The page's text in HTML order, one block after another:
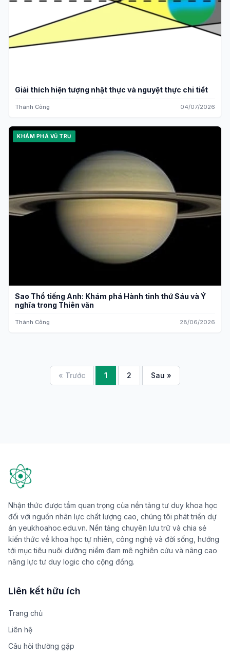
Giải thích hiện tượng nhật thực và nguyệt thực chi tiết
Thành Công 04/07/2026
KHÁM PHÁ VŨ TRỤ
Sao Thổ tiếng Anh: Khám phá Hành tinh thứ Sáu và Ý
nghĩa trong Thiên văn
Thành Công 28/06/2026
« Trước 1 2 Sau »
Nhận thức được tầm quan trọng của nền tảng tư duy khoa học
đối với nguồn nhân lực chất lượng cao, chúng tôi phát triển dự
án yeukhoahoc.edu.vn. Nền tảng chuyên lưu trữ và chia sẻ
kiến thức về khoa học tự nhiên, công nghệ và đời sống, hướng
tới mục tiêu nuôi dưỡng niềm đam mê nghiên cứu và nâng cao
năng lực tư duy logic cho cộng đồng.
Liên kết hữu ích
Trang chủ
Liên hệ
Câu hỏi thường gặp